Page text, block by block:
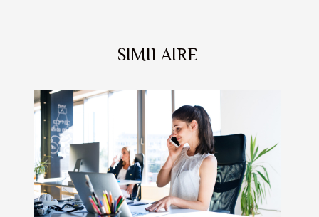
SIMILAIRE